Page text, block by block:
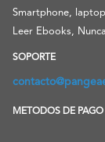
Smartphone,
Leer Ebooks,
SOPORTE
METODOS DE PAGO